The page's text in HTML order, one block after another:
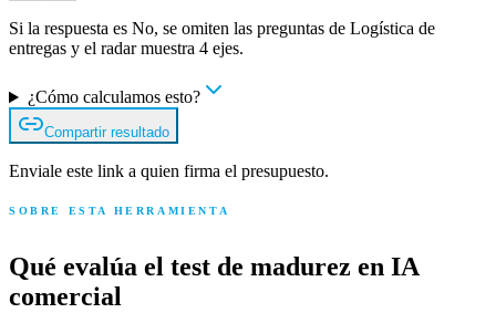
Si la respuesta es No, se omiten las preguntas de Logística de
entregas y el radar muestra 4 ejes.
¿Cómo calculamos esto?
Compartir resultado
Enviale este link a quien firma el presupuesto.
SOBRE ESTA HERRAMIENTA
Qué evalúa el test de madurez en IA
comercial